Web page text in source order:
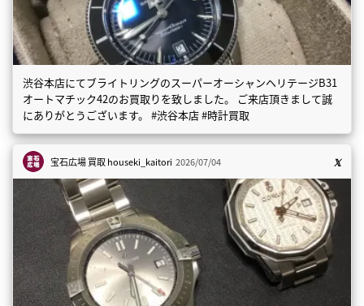
渋谷本店にてブライトリングのスーパーオーシャンヘリテージB31
オートマチック42のお買取りを致しました。 ご来店頂きまして誠
にありがとうございます。 #渋谷本店 #時計買取
宝石広場 買取houseki_kaitori 2026/07/04